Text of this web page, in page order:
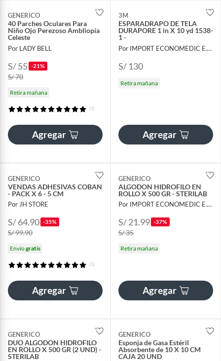
GENERICO
40 Parches Oculares Para
Niño Ojo Perezoso Ambliopía
Celeste
Por LADY BELL
S/ 55 -21%
S/ 70
Retira mañana
(1)
Agregar
3M
ESPARADRAPO DE TELA
DURAPORE 1 in X 10 yd 1538-
1 -
Por IMPORT ECONOMEDIC E.I.R.L.
S/ 130
Retira mañana
Agregar
GENERICO
VENDAS ADHESIVAS COBAN
- PACK X 6 - 5 CM
Por JH STORE
S/ 64.90 -35%
S/ 99.90
Envíogratis
(1)
Agregar
GENERICO
ALGODON HIDROFILO EN
ROLLO X 500 GR - STERILAB
Por IMPORT ECONOMEDIC E.I.R.L.
S/ 21.99 -37%
S/ 35
Retira mañana
Agregar
GENERICO
DUO ALGODON HIDROFILO
EN ROLLO X 500 GR (2 UND) -
STERILAB
GENERICO
Esponja de Gasa Estéril
Absorbente de 10 X 10 CM
CAJA 20 UND